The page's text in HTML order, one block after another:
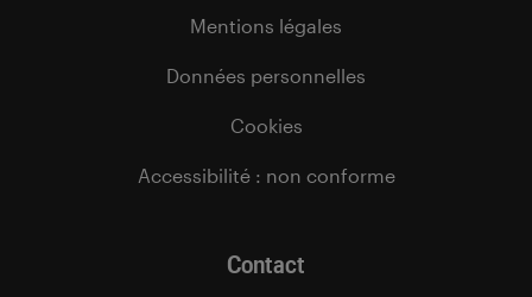
Mentions légales
Données personnelles
Cookies
Accessibilité : non conforme
Contact